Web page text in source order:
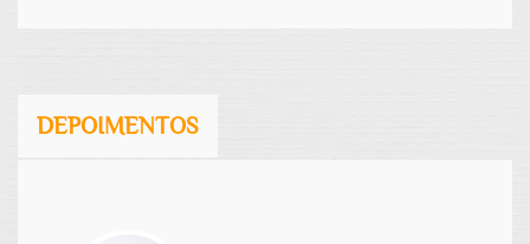
DEPOIMENTOS